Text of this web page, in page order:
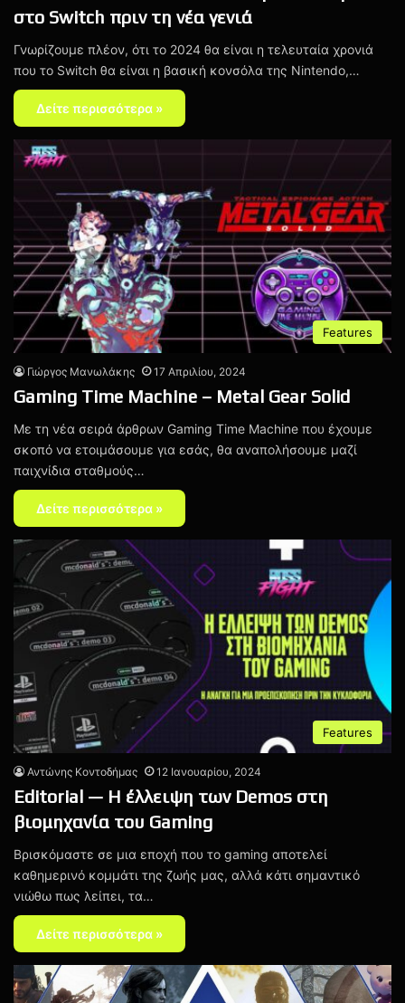
στο Switch πριν τη νέα γενιά
Γνωρίζουμε πλέον, ότι το 2024 θα είναι η τελευταία χρονιά
που το Switch θα είναι η βασική κονσόλα της Nintendo,…
Δείτε περισσότερα »
Features
Γιώργος Μανωλάκης 17 Απριλίου, 2024
Gaming Time Machine – Metal Gear Solid
Με τη νέα σειρά άρθρων Gaming Time Machine που έχουμε
σκοπό να ετοιμάσουμε για εσάς, θα αναπολήσουμε μαζί
παιχνίδια σταθμούς…
Δείτε περισσότερα »
Features
Αντώνης Κοντοδήμας 12 Ιανουαρίου, 2024
Editorial — Η έλλειψη των Demos στη
βιομηχανία του Gaming
Βρισκόμαστε σε μια εποχή που το gaming αποτελεί
καθημερινό κομμάτι της ζωής μας, αλλά κάτι σημαντικό
νιώθω πως λείπει, τα…
Δείτε περισσότερα »